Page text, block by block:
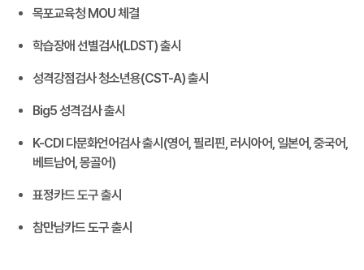
목포교육청 MOU 체결
학습장애 선별검사(LDST) 출시
성격강점검사 청소년용(CST-A) 출시
Big5 성격검사 출시
K-CDI 다문화언어검사 출시(영어, 필리핀, 러시아어, 일본어, 중국어,
베트남어, 몽골어)
표정카드 도구 출시
참만남카드 도구 출시